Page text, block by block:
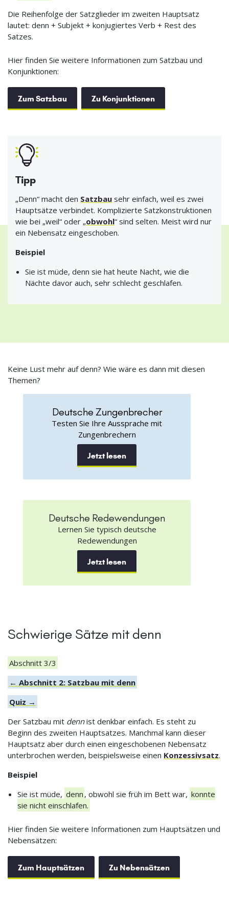
Die Reihenfolge der Satzglieder im zweiten Hauptsatz
lautet: denn + Subjekt + konjugiertes Verb + Rest des
Satzes.
Hier finden Sie weitere Informationen zum Satzbau und
Konjunktionen:
Zum Satzbau Zu Konjunktionen
Tipp
„Denn“ macht den Satzbau sehr einfach, weil es zwei
Hauptsätze verbindet. Komplizierte Satzkonstruktionen
wie bei „weil“ oder „obwohl“ sind selten. Meist wird nur
ein Nebensatz eingeschoben.
Beispiel
Sie ist müde, denn sie hat heute Nacht, wie die
Nächte davor auch, sehr schlecht geschlafen.
Keine Lust mehr auf denn? Wie wäre es dann mit diesen
Themen?
Deutsche Zungenbrecher
Testen Sie Ihre Aussprache mit
Zungenbrechern
Jetzt lesen
Deutsche Redewendungen
Lernen Sie typisch deutsche
Redewendungen
Jetzt lesen
Schwierige Sätze mit denn
Abschnitt 3/3
← Abschnitt 2: Satzbau mit denn
Quiz →
Der Satzbau mit dennist denkbar einfach. Es steht zu
Beginn des zweiten Hauptsatzes. Manchmal kann dieser
Hauptsatz aber durch einen eingeschobenen Nebensatz
unterbrochen werden, beispielsweise einen Konzessivsatz.
Beispiel
Sie ist müde, denn , obwohl sie früh im Bett war, konnte
sie nicht einschlafen.
Hier finden Sie weitere Informationen zum Hauptsätzen und
Nebensätzen:
Zum Hauptsätzen Zu Nebensätzen